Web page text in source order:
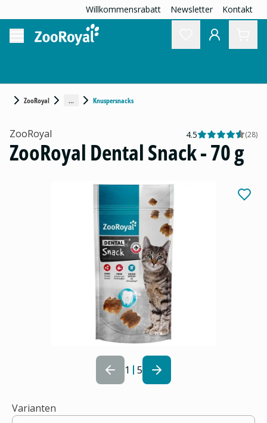
Willkommensrabatt Newsletter Kontakt
ZooRoyal ... Knuspersnacks
1 5
ZooRoyal 4.5 (28)
ZooRoyal Dental Snack - 70 g
Varianten